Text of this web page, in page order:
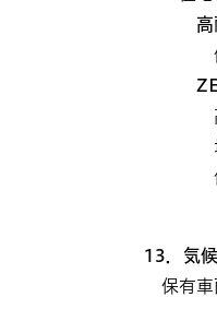
使い捨
高効率
地球資
住まわ
13．気
保有車